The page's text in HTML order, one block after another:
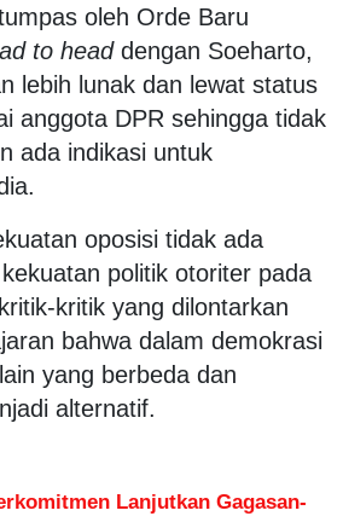
oleh Orde Baru
to headdengan Soeharto,
lebih lunak dan lewat status
anggota DPR sehingga tidak
ada indikasi untuk
oposisi tidak ada
politik otoriter pada
kritik yang dilontarkan
bahwa dalam demokrasi
yang berbeda dan
alternatif.
Lanjutkan Gagasan-